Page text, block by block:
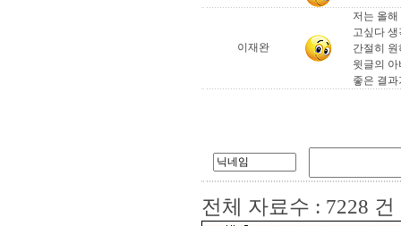
이재완
저는 올
고싶다
간절히
윗글의
좋은 결
전체 자료수 : 7228 건